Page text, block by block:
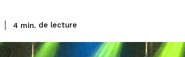
4 min. de lecture